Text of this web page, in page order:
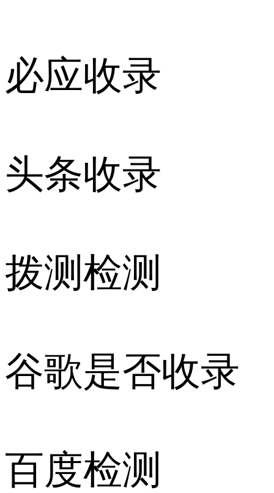
必应收录
头条收录
拨测检测
谷歌是否收录
百度检测